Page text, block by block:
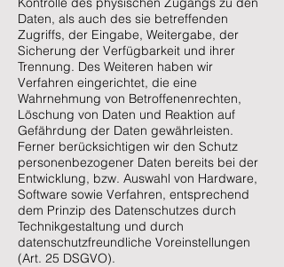
Daten, als auch des sie betreffenden
Zugriffs, der Eingabe, Weitergabe, der
Sicherung der Verfügbarkeit und ihrer
Trennung. Des Weiteren haben wir
Verfahren eingerichtet, die eine
Wahrnehmung von Betroffenenrechten,
Löschung von Daten und Reaktion auf
Gefährdung der Daten gewährleisten.
Ferner berücksichtigen wir den Schutz
personenbezogener Daten bereits bei der
Entwicklung, bzw. Auswahl von Hardware,
Software sowie Verfahren, entsprechend
dem Prinzip des Datenschutzes durch
Technikgestaltung und durch
datenschutzfreundliche Voreinstellungen
(Art. 25 DSGVO).